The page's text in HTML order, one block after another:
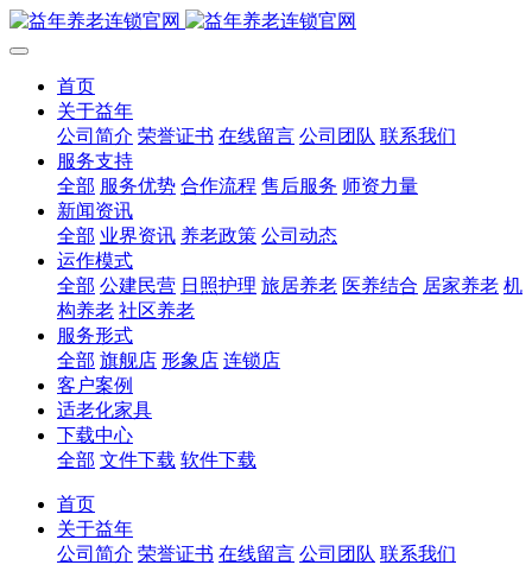
首页
关于益年
公司简介 荣誉证书 在线留言 公司团队 联系我们
服务支持
全部 服务优势 合作流程 售后服务 师资力量
新闻资讯
全部 业界资讯 养老政策 公司动态
运作模式
全部 公建民营 日照护理 旅居养老 医养结合 居家养老 机
构养老 社区养老
服务形式
全部 旗舰店 形象店 连锁店
客户案例
适老化家具
下载中心
全部 文件下载 软件下载
首页
关于益年
公司简介 荣誉证书 在线留言 公司团队 联系我们